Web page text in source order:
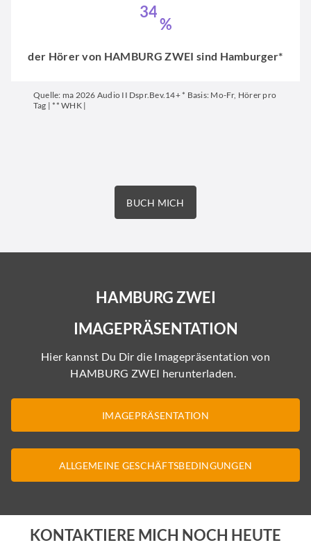
34
%
der Hörer von HAMBURG ZWEI sind Hamburger*
Quelle: ma 2026 Audio II Dspr.Bev.14+ * Basis: Mo-Fr, Hörer pro
Tag | ** WHK |
BUCH MICH
HAMBURG ZWEI
IMAGEPRÄSENTATION
Hier kannst Du Dir die Imagepräsentation von
HAMBURG ZWEI herunterladen.
IMAGEPRÄSENTATION
ALLGEMEINE GESCHÄFTSBEDINGUNGEN
KONTAKTIERE MICH NOCH HEUTE